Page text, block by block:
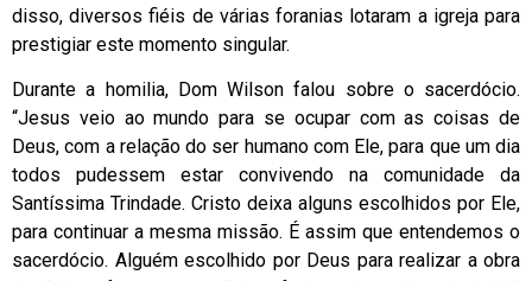
disso, diversos fiéis de várias foranias lotaram a igreja para
prestigiar este momento singular.
Durante a homilia, Dom Wilson falou sobre o sacerdócio.
“Jesus veio ao mundo para se ocupar com as coisas de
Deus, com a relação do ser humano com Ele, para que um dia
todos pudessem estar convivendo na comunidade da
Santíssima Trindade. Cristo deixa alguns escolhidos por Ele,
para continuar a mesma missão. É assim que entendemos o
sacerdócio. Alguém escolhido por Deus para realizar a obra